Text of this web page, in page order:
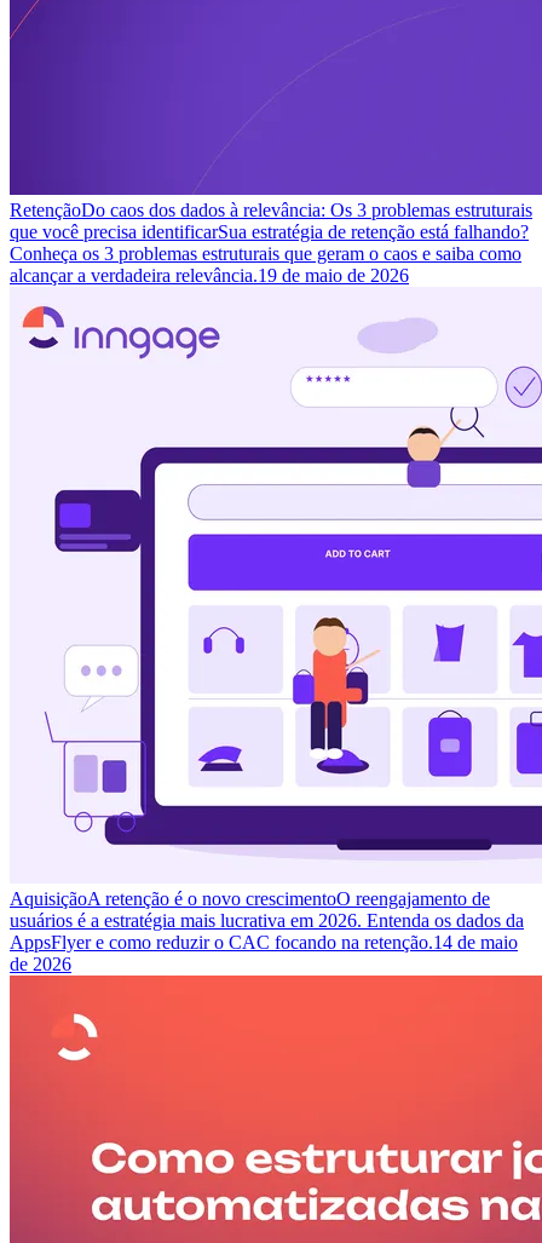
RetençãoDo caos dos dados à relevância: Os 3 problemas estruturais
que você precisa identificarSua estratégia de retenção está falhando?
Conheça os 3 problemas estruturais que geram o caos e saiba como
alcançar a verdadeira relevância.19 de maio de 2026
AquisiçãoA retenção é o novo crescimentoO reengajamento de
usuários é a estratégia mais lucrativa em 2026. Entenda os dados da
AppsFlyer e como reduzir o CAC focando na retenção.14 de maio
de 2026